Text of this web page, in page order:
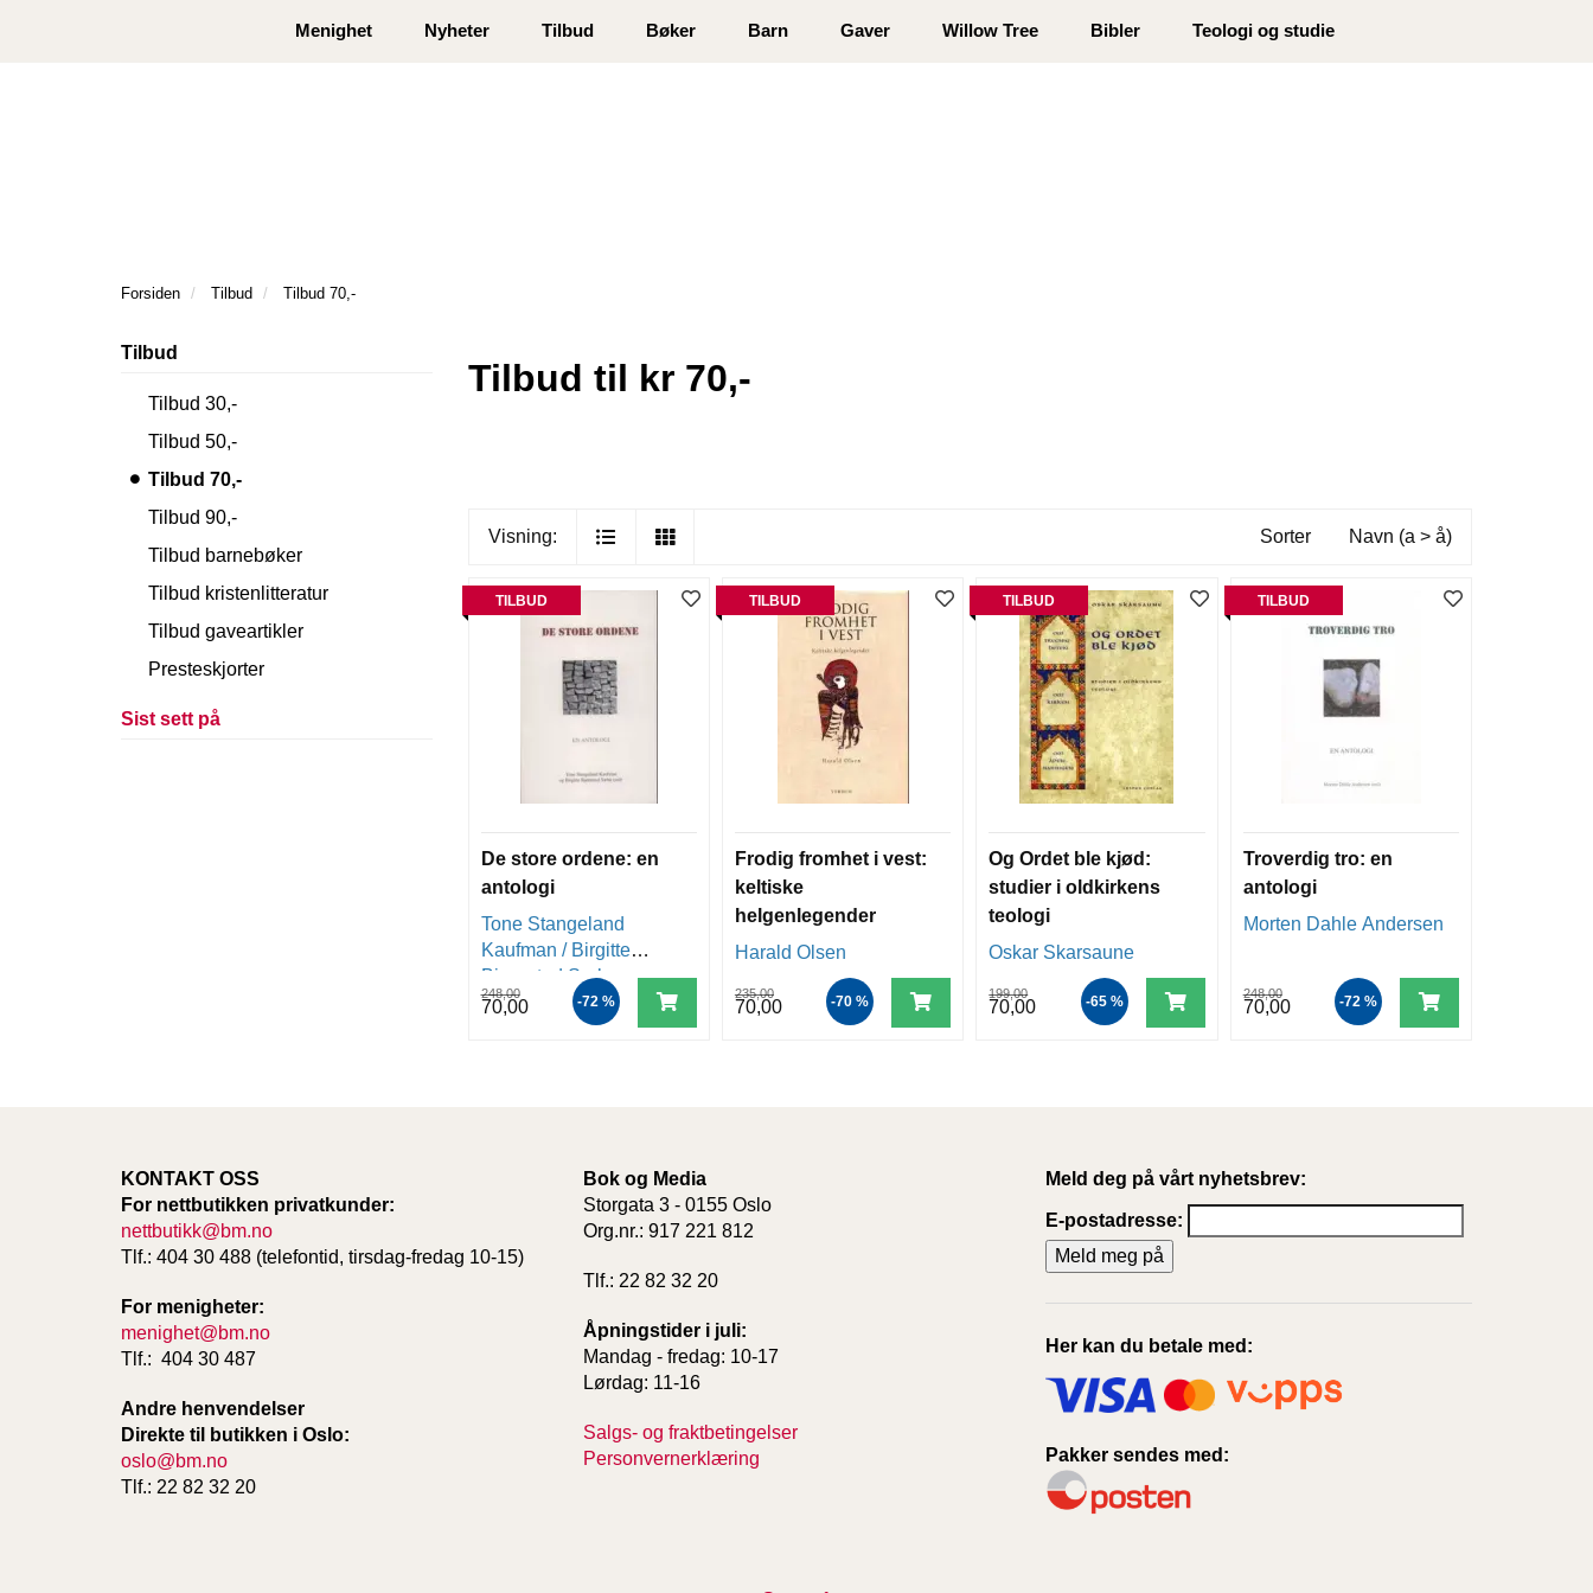
Åpningstider Logg inn eller registrer deg Min side Infosenter
Menighet Nyheter Tilbud Bøker Barn Gaver Willow Tree Bibler Teologi og studie
Forsiden Tilbud Tilbud 70,-
Tilbud
Tilbud 30,-
Tilbud 50,-
Tilbud 70,-
Tilbud 90,-
Tilbud barnebøker
Tilbud kristenlitteratur
Tilbud gaveartikler
Presteskjorter
Sist sett på
Tilbud til kr 70,-
Visning: Sorter Navn (a > å)
TILBUD
De store ordene: en
antologi
Tone Stangeland
Kaufman / Birgitte
Bjørnstad Sæbø
248,00
70,00 -72 %
TILBUD
Frodig fromhet i vest:
keltiske
helgenlegender
Harald Olsen
235,00
70,00 -70 %
TILBUD
Og Ordet ble kjød:
studier i oldkirkens
teologi
Oskar Skarsaune
199,00
70,00 -65 %
TILBUD
Troverdig tro: en
antologi
Morten Dahle Andersen
248,00
70,00 -72 %
KONTAKT OSS
For nettbutikken privatkunder:
nettbutikk@bm.no
Tlf.: 404 30 488 (telefontid, tirsdag-fredag 10-15)
For menigheter:
menighet@bm.no
Tlf.: 404 30 487
Andre henvendelser
Direkte til butikken i Oslo:
oslo@bm.no
Tlf.: 22 82 32 20
Bok og Media
Storgata 3 - 0155 Oslo
Org.nr.: 917 221 812
Tlf.: 22 82 32 20
Åpningstider i juli:
Mandag - fredag: 10-17
Lørdag: 11-16
Salgs- og fraktbetingelser
Personvernerklæring
Meld deg på vårt nyhetsbrev:
E-postadresse:
Her kan du betale med:
Pakker sendes med: